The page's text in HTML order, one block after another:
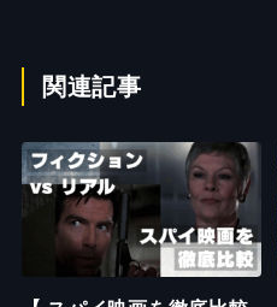
関連記事